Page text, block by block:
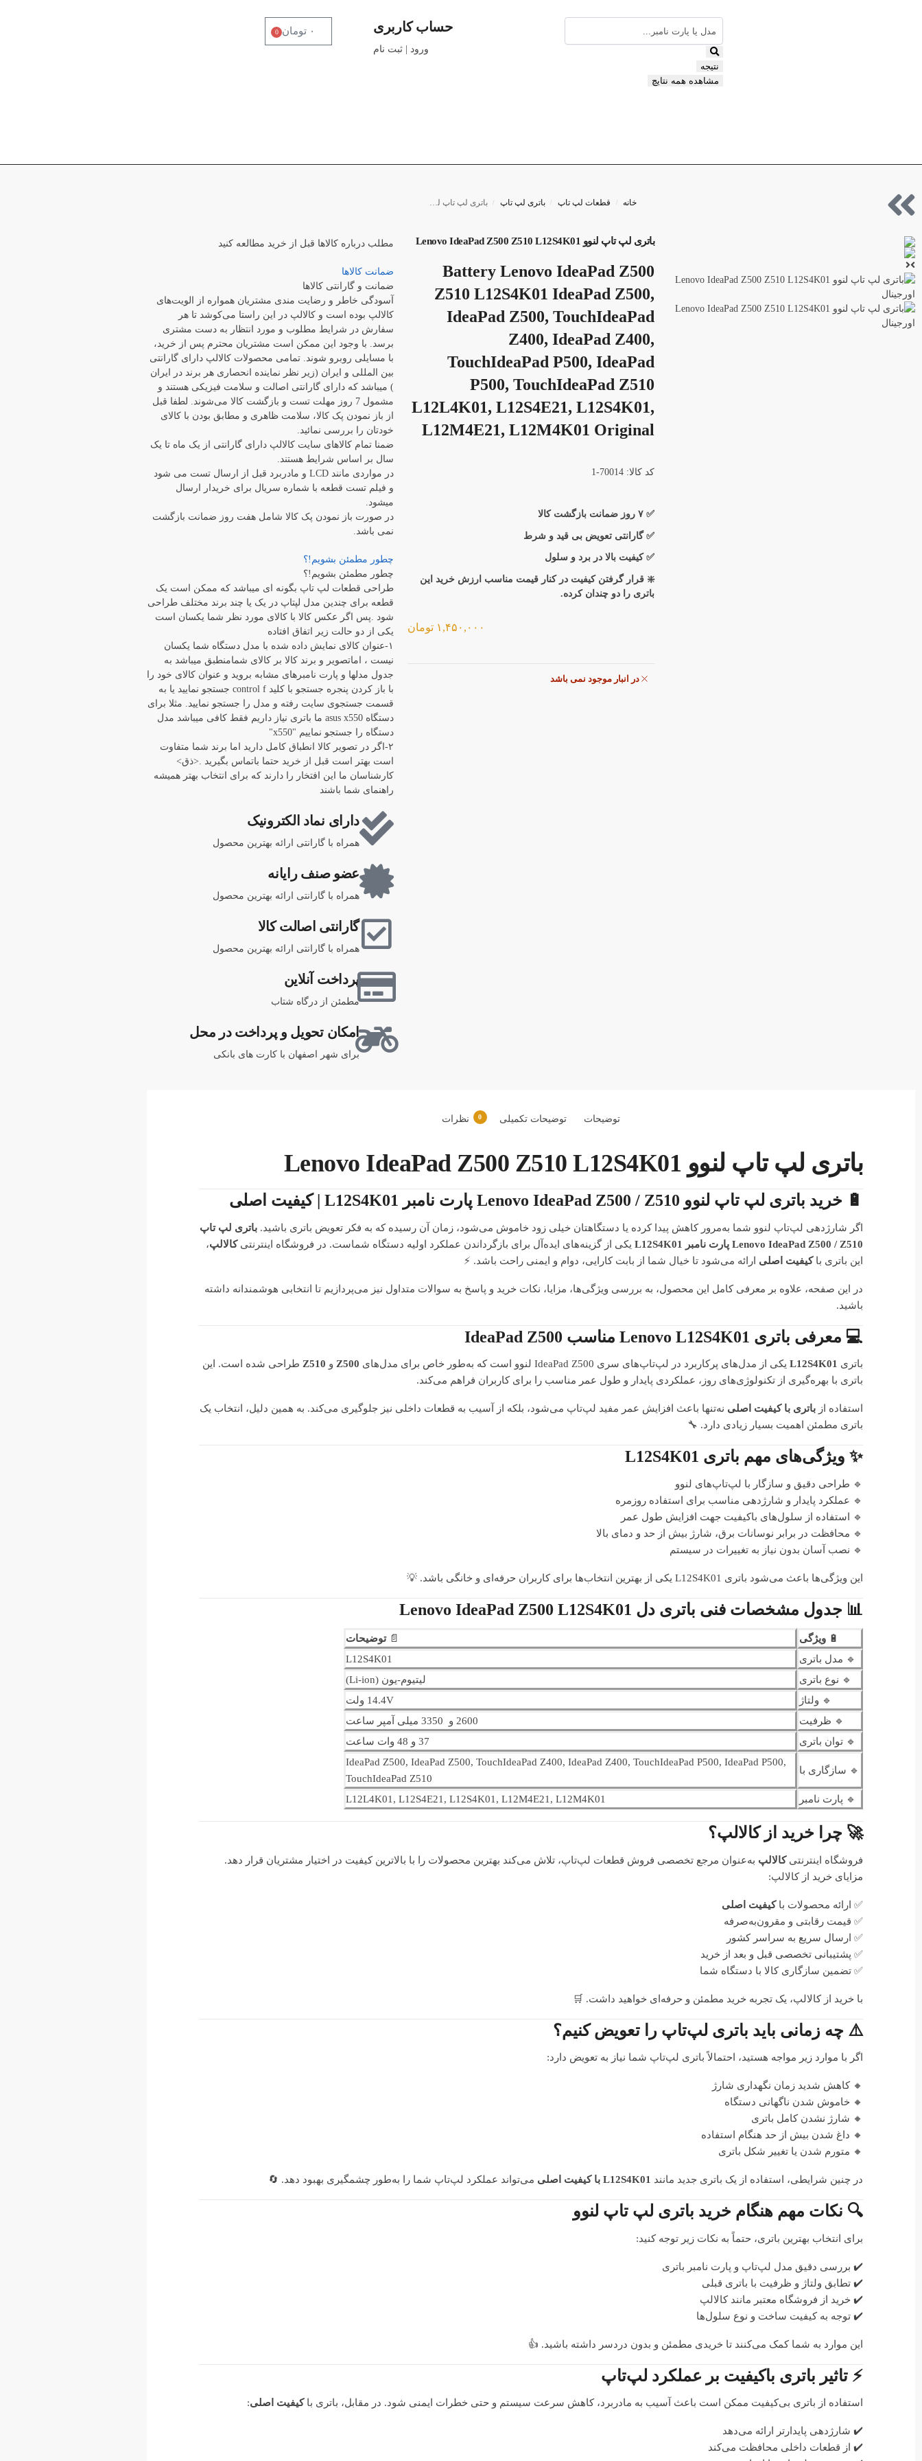
نتیجه
مشاهده همه نتایچ
حساب کاربری
ورود | ثبت نام
۰ تومان 0
خانه / قطعات لپ تاپ / باتری لپ تاپ / باتری لپ تاپ لنوو Lenovo IdeaPad Z500 Z510 L12S4K01
باتری لپ تاپ لنوو Lenovo IdeaPad Z500 Z510 L12S4K01
Battery Lenovo IdeaPad Z500
Z510 L12S4K01 IdeaPad Z500,
IdeaPad Z500, TouchIdeaPad
Z400, IdeaPad Z400,
TouchIdeaPad P500, IdeaPad
P500, TouchIdeaPad Z510
L12L4K01, L12S4E21, L12S4K01,
L12M4E21, L12M4K01 Original
کد کالا: 70014-1
✅ ۷ روز ضمانت بازگشت کالا
✅ گارانتی تعویض بی قید و شرط
✅ کیفیت بالا در برد و سلول
❇️ قرار گرفتن کیفیت در کنار قیمت مناسب ارزش خرید این
باتری را دو چندان کرده.
۱,۴۵۰,۰۰۰ تومان
در انبار موجود نمی باشد
مطلب درباره کالاها قبل از خرید مطالعه کنید
ضمانت کالاها
ضمانت و گارانتی کالاها
آسودگی خاطر و رضایت مندی مشتریان همواره از الویت‏‌های
کالالپ بوده است و کالالپ در این راستا می‏‌کوشد تا هر
سفارش در شرایط مطلوب و مورد انتظار به دست مشتری
برسد. با وجود این ممکن است مشتریان محترم پس از خرید،
با مسایلی روبرو شوند. تمامی محصولات کالالپ دارای گارانتی
بین المللی و ایران (زیر نظر نماینده انحصاری هر برند در ایران
) میباشد که دارای گارانتی اصالت و سلامت فیزیکی هستند و
مشمول 7 روز مهلت تست و بازگشت کالا می‌شوند. لطفا قبل
از باز نمودن پک کالا، سلامت ظاهری و مطابق بودن با کالای
خودتان را بررسی نمائید.
ضمنا تمام کالاهای سایت کالالپ دارای گارانتی از یک ماه تا یک
سال بر اساس شرایط هستند.
در مواردی مانند LCD و مادربرد قبل از ارسال تست می شود
و فیلم تست قطعه با شماره سریال برای خریدار ارسال
میشود.
در صورت باز نمودن پک کالا شامل هفت روز ضمانت بازگشت
نمی باشد.
چطور مطمئن بشویم!؟
چطور مطمئن بشویم!؟
طراحی قطعات لپ تاپ بگونه ای میباشد که ممکن است یک
قطعه برای چندین مدل لپتاپ در یک یا چند برند مختلف طراحی
شود .پس اگر عکس کالا با کالای مورد نظر شما یکسان است
یکی از دو حالت زیر اتفاق افتاده
۱-عنوان کالای نمایش داده شده با مدل دستگاه شما یکسان
نیست ، اماتصویر و برند کالا بر کالای شمامنطبق میباشد به
جدول مدلها و پارت نامبرهای مشابه بروید و عنوان کالای خود را
با باز کردن پنجره جستجو با کلید control f جستجو نمایید یا به
قسمت جستجوی سایت رفته و مدل را جستجو نمایید. مثلا برای
دستگاه asus x550 ما باتری نیاز داریم فقط کافی میباشد مدل
دستگاه را جستجو نماییم "x550"
۲-اگر در تصویر کالا انطباق کامل دارید اما برند شما متفاوت
است بهتر است قبل از خرید حتما باتماس بگیرید .<ذق>
کارشناسان ما این افتخار را دارند که برای انتخاب بهتر همیشه
راهنمای شما باشند
دارای نماد الکترونیک
همراه با گارانتی ارائه بهترین محصول
عضو صنف رایانه
همراه با گارانتی ارائه بهترین محصول
گارانتی اصالت کالا
همراه با گارانتی ارائه بهترین محصول
پرداخت آنلاین
مطمئن از درگاه شتاب
امکان تحویل و پرداخت در محل
برای شهر اصفهان با کارت های بانکی
توضیحات توضیحات تکمیلی نظرات 0
باتری لپ تاپ لنوو Lenovo IdeaPad Z500 Z510 L12S4K01
🔋 خرید باتری لپ تاپ لنوو Lenovo IdeaPad Z500 / Z510 پارت نامبر L12S4K01 | کیفیت اصلی
اگر شارژدهی لپ‌تاپ لنوو شما به‌مرور کاهش پیدا کرده یا دستگاهتان خیلی زود خاموش می‌شود، زمان آن رسیده که به فکر تعویض باتری باشید. باتری لپ تاپ
Lenovo IdeaPad Z500 / Z510 پارت نامبر L12S4K01
یکی از گزینه‌های ایده‌آل برای بازگرداندن عملکرد اولیه دستگاه شماست. در فروشگاه اینترنتیکالالپ،
این باتری باکیفیت اصلی ارائه می‌شود تا خیال شما از بابت کارایی، دوام و ایمنی راحت باشد. ⚡
در این صفحه، علاوه بر معرفی کامل این محصول، به بررسی ویژگی‌ها، مزایا، نکات خرید و پاسخ به سوالات متداول نیز می‌پردازیم تا انتخابی هوشمندانه داشته
باشید.
💻 معرفی باتری Lenovo L12S4K01 مناسب IdeaPad Z500
باتری L12S4K01یکی از مدل‌های پرکاربرد در لپ‌تاپ‌های سری IdeaPad Z500 لنوو است که به‌طور خاص برای مدل‌های Z500 و Z510 طراحی شده است. این
باتری با بهره‌گیری از تکنولوژی‌های روز، عملکردی پایدار و طول عمر مناسب را برای کاربران فراهم می‌کند.
استفاده از باتری با کیفیت اصلی نه‌تنها باعث افزایش عمر مفید لپ‌تاپ می‌شود، بلکه از آسیب به قطعات داخلی نیز جلوگیری می‌کند. به همین دلیل، انتخاب یک
باتری مطمئن اهمیت بسیار زیادی دارد. 🔧
✨ ویژگی‌های مهم باتری L12S4K01
🔹 طراحی دقیق و سازگار با لپ‌تاپ‌های لنوو
🔹 عملکرد پایدار و شارژدهی مناسب برای استفاده روزمره
🔹 استفاده از سلول‌های باکیفیت جهت افزایش طول عمر
🔹 محافظت در برابر نوسانات برق، شارژ بیش از حد و دمای بالا
🔹 نصب آسان بدون نیاز به تغییرات در سیستم
این ویژگی‌ها باعث می‌شود باتری L12S4K01 یکی از بهترین انتخاب‌ها برای کاربران حرفه‌ای و خانگی باشد. 💡
📊 جدول مشخصات فنی باتری دل Lenovo IdeaPad Z500 L12S4K01
🔋 ویژگی 📄توضیحات
🔹 مدل باتری
L12S4K01
🔹 نوع باتری
لیتیوم-یون (Li-ion)
🔹 ولتاژ
14.4V ولت
🔹 ظرفیت
2600 و 3350 میلی آمپر ساعت
🔹 توان باتری
🔹 سازگاری با
IdeaPad Z500, IdeaPad Z500, TouchIdeaPad Z400, IdeaPad Z400, TouchIdeaPad P500, IdeaPad P500,
TouchIdeaPad Z510
🔹 پارت نامبر
L12L4K01, L12S4E21, L12S4K01, L12M4E21, L12M4K01
🚀 چرا خرید از کالالپ؟
فروشگاه اینترنتیکالالپ به‌عنوان مرجع تخصصی فروش قطعات لپ‌تاپ، تلاش می‌کند بهترین محصولات را با بالاترین کیفیت در اختیار مشتریان قرار دهد.
مزایای خرید از کالالپ:
✅ ارائه محصولات باکیفیت اصلی
✅ قیمت رقابتی و مقرون‌به‌صرفه
✅ ارسال سریع به سراسر کشور
✅ پشتیبانی تخصصی قبل و بعد از خرید
✅ تضمین سازگاری کالا با دستگاه شما
با خرید از کالالپ، یک تجربه خرید مطمئن و حرفه‌ای خواهید داشت. 🛒
⚠️ چه زمانی باید باتری لپ‌تاپ را تعویض کنیم؟
اگر با موارد زیر مواجه هستید، احتمالاً باتری لپ‌تاپ شما نیاز به تعویض دارد:
🔸 کاهش شدید زمان نگهداری شارژ
🔸 خاموش شدن ناگهانی دستگاه
🔸 شارژ نشدن کامل باتری
🔸 داغ شدن بیش از حد هنگام استفاده
🔸 متورم شدن یا تغییر شکل باتری
در چنین شرایطی، استفاده از یک باتری جدید مانند L12S4K01 با کیفیت اصلی می‌تواند عملکرد لپ‌تاپ شما را به‌طور چشمگیری بهبود دهد. 🔄
🔍 نکات مهم هنگام خرید باتری لپ تاپ لنوو
برای انتخاب بهترین باتری، حتماً به نکات زیر توجه کنید:
✔️ بررسی دقیق مدل لپ‌تاپ و پارت نامبر باتری
✔️ تطابق ولتاژ و ظرفیت با باتری قبلی
✔️ خرید از فروشگاه معتبر مانند کالالپ
✔️ توجه به کیفیت ساخت و نوع سلول‌ها
این موارد به شما کمک می‌کنند تا خریدی مطمئن و بدون دردسر داشته باشید. 👍
⚡ تاثیر باتری باکیفیت بر عملکرد لپ‌تاپ
استفاده از باتری بی‌کیفیت ممکن است باعث آسیب به مادربرد، کاهش سرعت سیستم و حتی خطرات ایمنی شود. در مقابل، باتری باکیفیت اصلی:
✔️ شارژدهی پایدارتر ارائه می‌دهد
✔️ از قطعات داخلی محافظت می‌کند